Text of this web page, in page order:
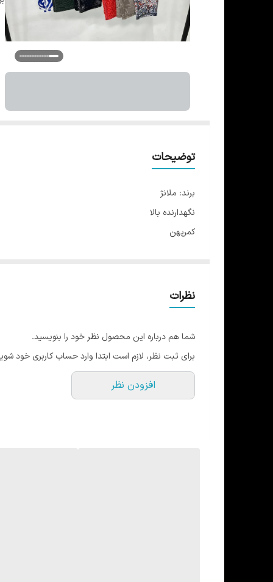
توضیحات
برند: ملانژ
نگهدارنده بالا
کمرپهن
مقاوم در برابر شستشو
مناسب انواع ورزش ها مخصوصا رشته های پرتحرک
در 6 طرح
+ دو مدل نیمتنه دقیقا با همین طرح ها برای ست کردن
نظرات
شما هم درباره این محصول نظر خود را بنویسید.
برای ثبت نظر، لازم است ابتدا وارد حساب کاربری خود
افزودن نظر